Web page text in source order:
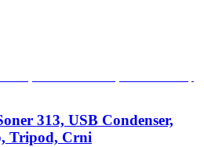
313, USB Condenser,
Tripod, Crni